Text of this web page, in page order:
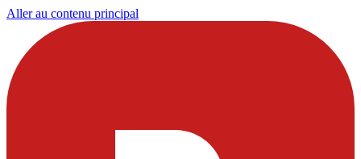
Aller au contenu principal